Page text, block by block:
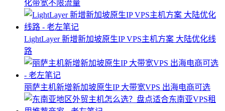
化带宽不限流量​
LightLayer 新增新加坡原生IP VPS主机方案 大陆优化线
路
丽萨主机新增新加坡原生IP 大带宽VPS 出海电商可选